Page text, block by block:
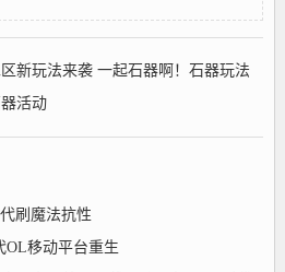
区新玩法来袭 一起石器啊！石器玩法
活动
刷魔法抗性
OL移动平台重生